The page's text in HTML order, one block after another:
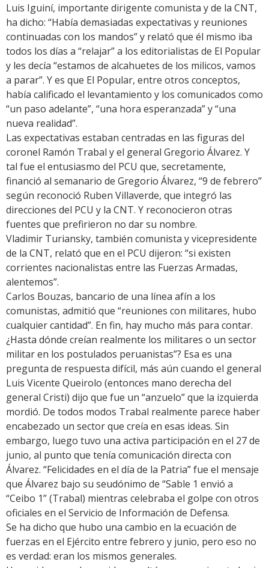
Luis Iguiní, importante dirigente comunista y de la CNT,
ha dicho: “Había demasiadas expectativas y reuniones
continuadas con los mandos” y relató que él mismo iba
todos los días a “relajar” a los editorialistas de El Popular
y les decía “estamos de alcahuetes de los milicos, vamos
a parar”. Y es que El Popular, entre otros conceptos,
había calificado el levantamiento y los comunicados como
“un paso adelante”, “una hora esperanzada” y “una
nueva realidad”.
Las expectativas estaban centradas en las figuras del
coronel Ramón Trabal y el general Gregorio Álvarez. Y
tal fue el entusiasmo del PCU que, secretamente,
financió al semanario de Gregorio Álvarez, “9 de febrero”
según reconoció Ruben Villaverde, que integró las
direcciones del PCU y la CNT. Y reconocieron otras
fuentes que prefirieron no dar su nombre.
Vladimir Turiansky, también comunista y vicepresidente
de la CNT, relató que en el PCU dijeron: “si existen
corrientes nacionalistas entre las Fuerzas Armadas,
alentemos”.
Carlos Bouzas, bancario de una línea afín a los
comunistas, admitió que “reuniones con militares, hubo
cualquier cantidad”. En fin, hay mucho más para contar.
¿Hasta dónde creían realmente los militares o un sector
militar en los postulados peruanistas”? Esa es una
pregunta de respuesta difícil, más aún cuando el general
Luis Vicente Queirolo (entonces mano derecha del
general Cristi) dijo que fue un “anzuelo” que la izquierda
mordió. De todos modos Trabal realmente parece haber
encabezado un sector que creía en esas ideas. Sin
embargo, luego tuvo una activa participación en el 27 de
junio, al punto que tenía comunicación directa con
Álvarez. “Felicidades en el día de la Patria” fue el mensaje
que Álvarez bajo su seudónimo de “Sable 1 envió a
“Ceibo 1” (Trabal) mientras celebraba el golpe con otros
oficiales en el Servicio de Información de Defensa.
Se ha dicho que hubo una cambio en la ecuación de
fuerzas en el Ejército entre febrero y junio, pero eso no
es verdad: eran los mismos generales.